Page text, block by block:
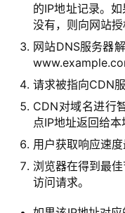
的IP地址记录。
没有，则向网站授
网站DNS服务器
请求被指向CDN服
CDN对域名进行
点IP地址返回给本
用户获取响应速度
浏览器在得到最
访问请求。